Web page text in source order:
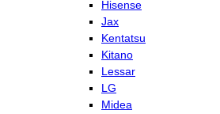
Hisense
Jax
Kentatsu
Kitano
Lessar
LG
Midea